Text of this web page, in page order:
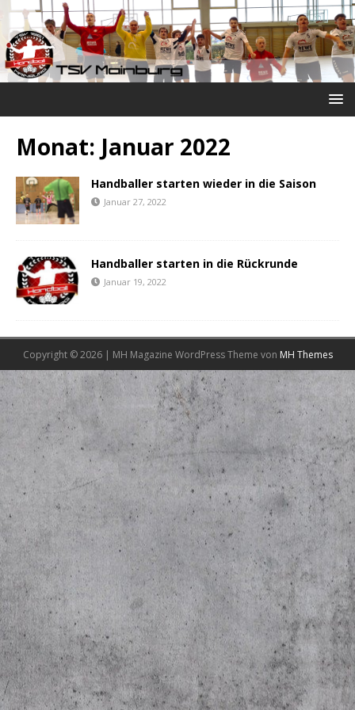
Monat: Januar 2022
Handballer starten wieder in die Saison
Januar 27, 2022
Handballer starten in die Rückrunde
Januar 19, 2022
Copyright © 2026 | MH Magazine WordPress Theme von MH Themes